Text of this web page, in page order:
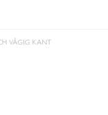
VÅGIG KANT